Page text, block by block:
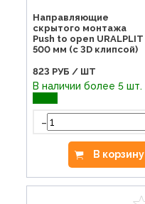
Направляющие
скрытого монтажа
Push to open URALPLIT
500 мм (с 3D клипсой)
823 РУБ / ШТ
В наличии более 5 шт.
-
В корзину